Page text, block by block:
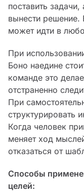
поставить
вынести решение.
может идти в
При
Боно наедине
команде это
отстраненно
При
структурировать
Когда человек
меняет ход
отказаться от
Способы
целей: